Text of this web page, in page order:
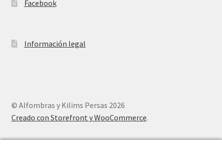
Facebook
Información legal
© Alfombras y Kilims Persas 2026
Creado con Storefront y WooCommerce.